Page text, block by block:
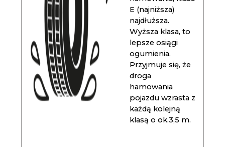
E (najniższa)
najdłuższa.
Wyższa klasa, to
lepsze osiągi
ogumienia.
Przyjmuje się, że
droga
hamowania
pojazdu wzrasta z
każdą kolejną
klasą o ok.3,5 m.